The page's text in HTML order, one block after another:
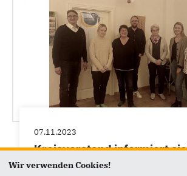
07.11.2023
Kreisvorstand informiert
Familienzentrum Kropp
Wir verwenden Cookies!